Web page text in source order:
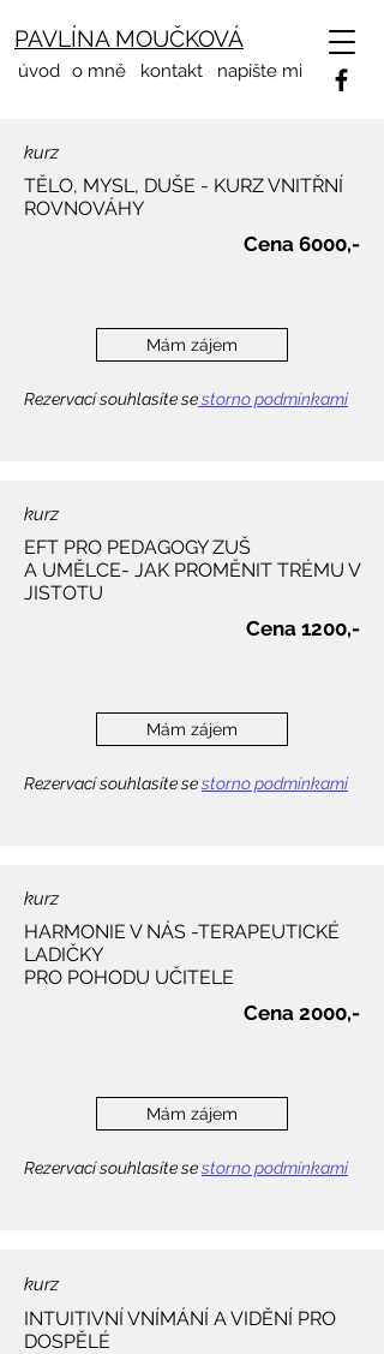
PAVLÍNA MOUČKOVÁ
úvod o mně kontakt napište mi
kurz
TĚLO, MYSL, DUŠE - KURZ VNITŘNÍ
ROVNOVÁHY
Cena 6000,-
Mám zájem
Rezervací souhlasíte sestorno podmínkami
kurz
EFT PRO PEDAGOGY ZUŠ
A UMĚLCE- JAK PROMĚNIT TRÉMU V
JISTOTU
Cena 1200,-
Mám zájem
Rezervací souhlasíte sestorno podmínkami
kurz
HARMONIE V NÁS -TERAPEUTICKÉ
LADIČKY
PRO POHODU UČITELE
Cena 2000,-
Mám zájem
Rezervací souhlasíte sestorno podmínkami
kurz
INTUITIVNÍ VNÍMÁNÍ A VIDĚNÍ PRO
DOSPĚLÉ